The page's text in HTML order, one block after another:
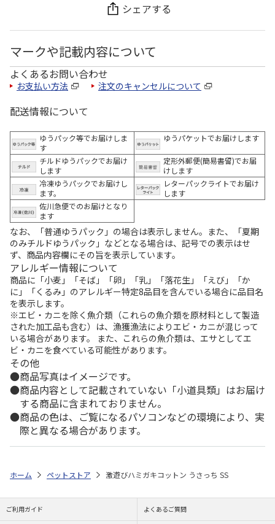
シェアする
マークや記載内容について
よくあるお問い合わせ
お支払い方法 注文のキャンセルについて
配送情報について
ゆうパック等でお届けしま
す
ゆうパケットでお届けします
チルドゆうパックでお届け
します
定形外郵便(簡易書留)でお届
けします
冷凍ゆうパックでお届けし
ます。
レターパックライトでお届け
します
佐川急便でのお届けとなり
ます
なお、「普通ゆうパック」の場合は表示しません。また、「夏期
のみチルドゆうパック」などとなる場合は、記号での表示はせ
ず、商品内容欄にその旨を表示しています。
アレルギー情報について
商品に「小麦」「そば」「卵」「乳」「落花生」「えび」「か
に」「くるみ」のアレルギー特定8品目を含んでいる場合に品目名
を表示します。
※エビ・カニを除く魚介類（これらの魚介類を原材料として製造
された加工品も含む）は、漁獲漁法によりエビ・カニが混じって
いる場合があります。 また、これらの魚介類は、エサとしてエ
ビ・カニを食べている可能性があります。
その他
商品写真はイメージです。
商品内容として記載されていない「小道具類」はお届け
する商品に含まれておりません。
商品の色は、ご覧になるパソコンなどの環境により、実
際と異なる場合があります。
ホーム ペットストア 激遊びハミガキコットン うさっち SS
ご利用ガイド よくあるご質問